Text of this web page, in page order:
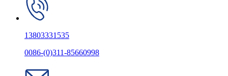
13803331535
0086-(0)311-85660998